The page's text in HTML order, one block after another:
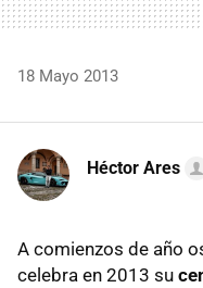
18 Mayo 2013
Héctor Ares
A comienzos de año
celebra en 2013 su